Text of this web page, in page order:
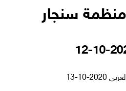
سنجار
أرسل
2020-10-13